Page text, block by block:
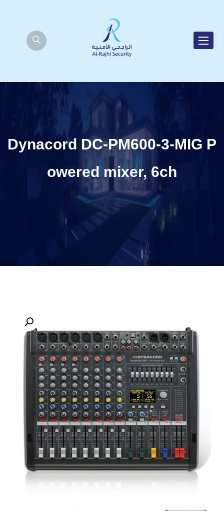
Dynacord DC-PM600-3-MIG P
owered mixer, 6ch